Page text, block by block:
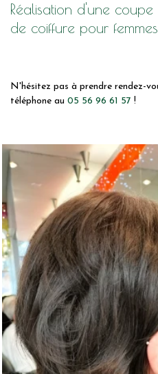
Réalisation d'une
de coiffure pour
N'hésitez pas à prendre rendez-
téléphone au 05 56 96 61 57 !